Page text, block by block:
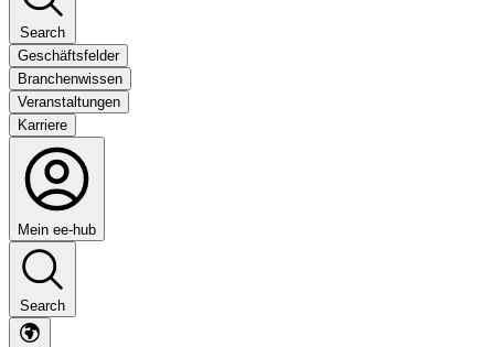
Search
Geschäftsfelder
Branchenwissen
Veranstaltungen
Karriere
Mein ee-hub
Search